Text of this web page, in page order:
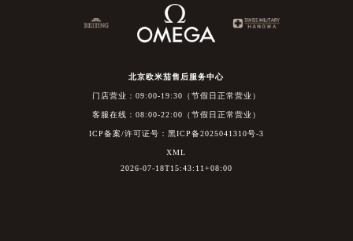
北京欧米茄售后服务中心
门店营业：09:00-19:30（节假日正常营业）
客服在线：08:00-22:00（节假日正常营业）
ICP备案/许可证号：黑ICP备2025041310号-3
XML
2026-07-18T15:43:11+08:00